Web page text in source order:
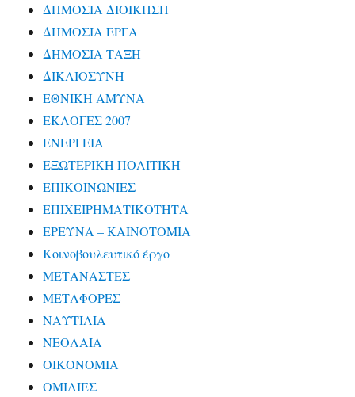
ΔΗΜΟΣΙΑ ΔΙΟΙΚΗΣΗ
ΔΗΜΟΣΙΑ ΕΡΓΑ
ΔΗΜΟΣΙΑ ΤΑΞΗ
ΔΙΚΑΙΟΣΥΝΗ
ΕΘΝΙΚΗ ΑΜΥΝΑ
ΕΚΛΟΓΕΣ 2007
ΕΝΕΡΓΕΙΑ
ΕΞΩΤΕΡΙΚΗ ΠΟΛΙΤΙΚΗ
ΕΠΙΚΟΙΝΩΝΙΕΣ
ΕΠΙΧΕΙΡΗΜΑΤΙΚΟΤΗΤΑ
ΕΡΕΥΝΑ – ΚΑΙΝΟΤΟΜΙΑ
Κοινοβουλευτικό έργο
ΜΕΤΑΝΑΣΤΕΣ
ΜΕΤΑΦΟΡΕΣ
ΝΑΥΤΙΛΙΑ
ΝΕΟΛΑΙΑ
ΟΙΚΟΝΟΜΙΑ
ΟΜΙΛΙΕΣ